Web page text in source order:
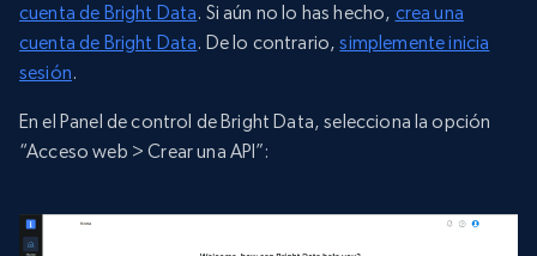
cuenta de Bright Data. Si aún no lo has hecho, crea una
cuenta de Bright Data. De lo contrario,simplemente inicia
sesión.
En el Panel de control de Bright Data, selecciona la opción
“Acceso web > Crear una API”: